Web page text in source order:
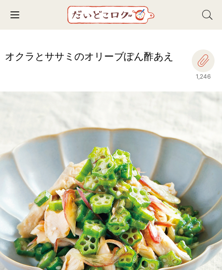
Toggle navigation
オクラとササミのオリーブぽん酢あえ
1,246